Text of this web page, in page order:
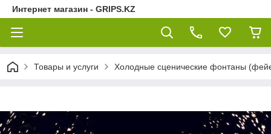
Интернет магазин - GRIPS.KZ
Товары и услуги Холодные сценические фонтаны